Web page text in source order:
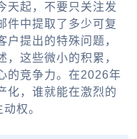
天起，不要只关注发
件中提取了多少可复
提出的特殊问题，
这些微小的积累，
的竞争力。在2026年
化，谁就能在激烈的
权。